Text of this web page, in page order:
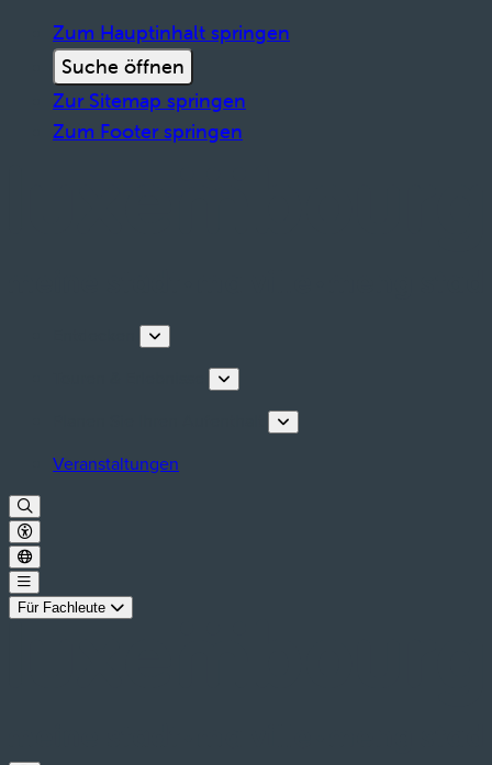
Zum Hauptinhalt springen
Suche öffnen
Zur Sitemap springen
Zum Footer springen
Veranstaltungen
Für Fachleute